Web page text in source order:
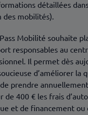
détaillées
des mobilités).
Mobilité souhaite
responsables au
Il permet dès
d’améliorer la
prendre
de 400 € les frais
et de financement ou